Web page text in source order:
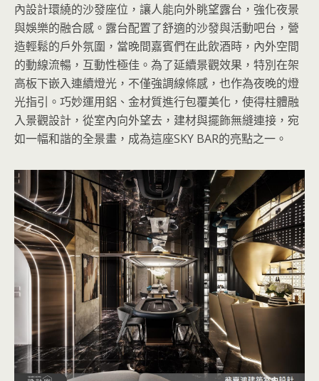
內設計環繞的沙發座位，讓人能向外眺望露台，強化夜景
與娛樂的融合感。露台配置了舒適的沙發與活動吧台，營
造輕鬆的戶外氛圍，當晚間嘉賓們在此飲酒時，內外空間
的動線流暢，互動性極佳。為了延續景觀效果，特別在架
高板下嵌入連續燈光，不僅強調線條感，也作為夜晚的燈
光指引。巧妙運用鋁、金材質進行包覆美化，使得柱體融
入景觀設計，從室內向外望去，建材與擺飾無縫連接，宛
如一幅和諧的全景畫，成為這座SKY BAR的亮點之一。